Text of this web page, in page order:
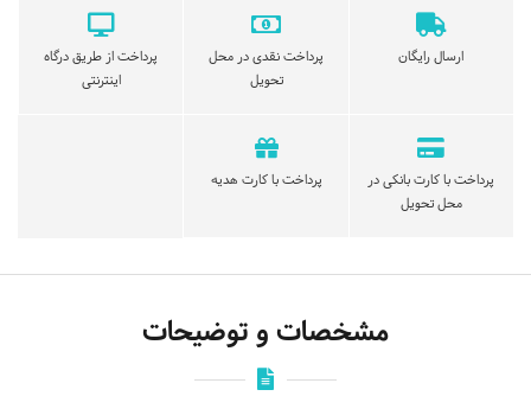
ارسال رایگان
پرداخت نقدی در محل
تحویل
پرداخت از طریق درگاه
اینترنتی
پرداخت با کارت بانکی در
محل تحویل
پرداخت با کارت هدیه
مشخصات و توضیحات